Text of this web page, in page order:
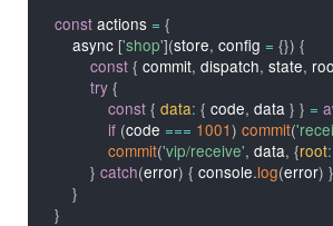
const actions = {
    async
['shop'](store, config = {}) {
const { commit, dispatch, state,
try {
const { data: { code, data } } =
if (code === 1001) commit(
commit('vip/receive', data, {root:
} catch(error) { console.log(error) }
}
}